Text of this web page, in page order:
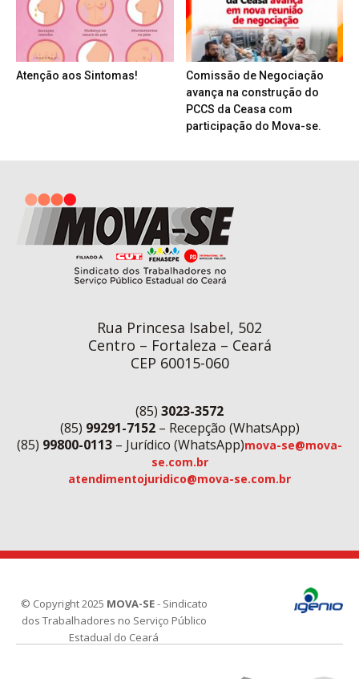
Atenção aos Sintomas!
Comissão de Negociação
avança na construção do
PCCS da Ceasa com
participação do Mova-se.
Rua Princesa Isabel, 502
Centro – Fortaleza – Ceará
CEP 60015-060
(85) 3023-3572
(85) 99291-7152– Recepção (WhatsApp)
(85) 99800-0113 – Jurídico (WhatsApp)mova-se@mova-
se.com.br
atendimentojuridico@mova-se.com.br
© Copyright 2025 MOVA-SE- Sindicato
dos Trabalhadores no Serviço Público
Estadual do Ceará